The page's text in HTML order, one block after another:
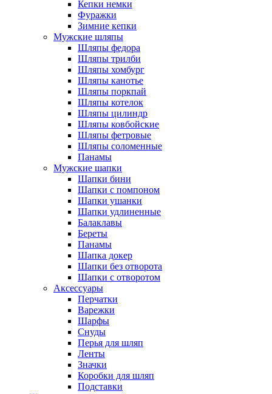
Кепки немки
Фуражки
Зимние кепки
Мужские шляпы
Шляпы федора
Шляпы трилби
Шляпы хомбург
Шляпы канотье
Шляпы поркпай
Шляпы котелок
Шляпы цилиндр
Шляпы ковбойские
Шляпы фетровые
Шляпы соломенные
Панамы
Мужские шапки
Шапки бини
Шапки с помпоном
Шапки ушанки
Шапки удлиненные
Балаклавы
Береты
Панамы
Шапка докер
Шапки без отворота
Шапки с отворотом
Аксессуары
Перчатки
Варежки
Шарфы
Снуды
Перья для шляп
Ленты
Значки
Коробки для шляп
Подставки